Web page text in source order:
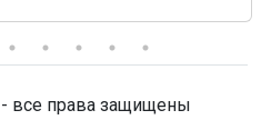
все права защищены